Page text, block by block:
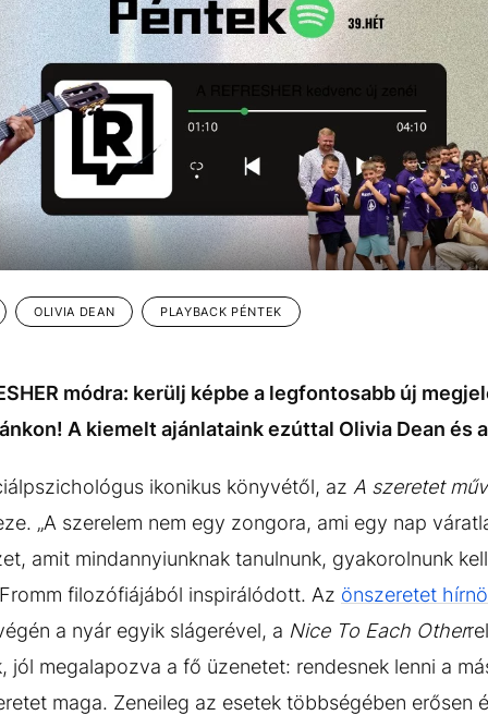
OLIVIA DEAN PLAYBACK PÉNTEK
módra: kerülj képbe a legfontosabb új
A kiemelt ajánlataink ezúttal Olivia Dean és
ikonikus könyvétől, az A szeretet
„A szerelem nem egy zongora, ami egy nap
amit mindannyiunknak tanulnunk, gyakorolnunk
filozófiájából inspirálódott. Az önszeretet
a nyár egyik slágerével, a Nice To Each Other
jól megalapozva a fő üzenetet: rendesnek lenni a
maga. Zeneileg az esetek többségében erősen